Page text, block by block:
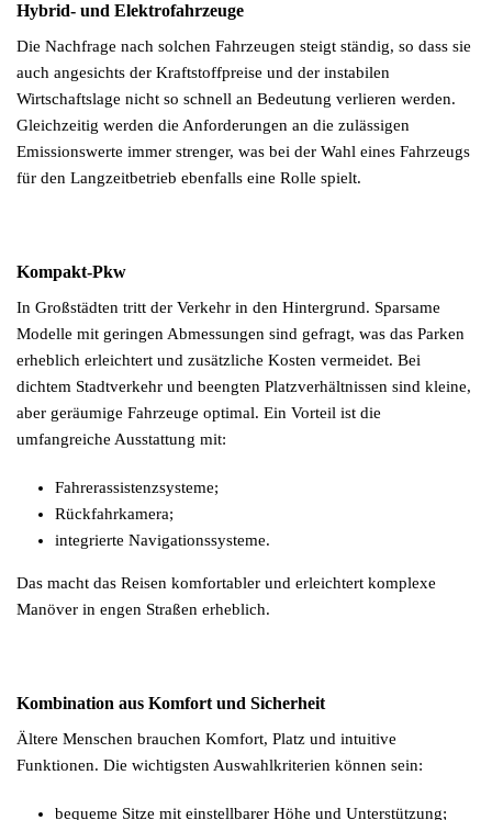
Hybrid- und Elektrofahrzeuge
Die Nachfrage nach solchen Fahrzeugen steigt ständig, so dass sie
auch angesichts der Kraftstoffpreise und der instabilen
Wirtschaftslage nicht so schnell an Bedeutung verlieren werden.
Gleichzeitig werden die Anforderungen an die zulässigen
Emissionswerte immer strenger, was bei der Wahl eines Fahrzeugs
für den Langzeitbetrieb ebenfalls eine Rolle spielt.
Kompakt-Pkw
In Großstädten tritt der Verkehr in den Hintergrund. Sparsame
Modelle mit geringen Abmessungen sind gefragt, was das Parken
erheblich erleichtert und zusätzliche Kosten vermeidet. Bei
dichtem Stadtverkehr und beengten Platzverhältnissen sind kleine,
aber geräumige Fahrzeuge optimal. Ein Vorteil ist die
umfangreiche Ausstattung mit:
Fahrerassistenzsysteme;
Rückfahrkamera;
integrierte Navigationssysteme.
Das macht das Reisen komfortabler und erleichtert komplexe
Manöver in engen Straßen erheblich.
Kombination aus Komfort und Sicherheit
Ältere Menschen brauchen Komfort, Platz und intuitive
Funktionen. Die wichtigsten Auswahlkriterien können sein:
bequeme Sitze mit einstellbarer Höhe und Unterstützung;